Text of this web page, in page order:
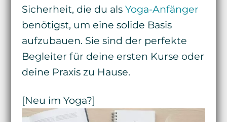
Sicherheit, die du als Yoga-Anfänger
benötigst, um eine solide Basis
aufzubauen. Sie sind der perfekte
Begleiter für deine ersten Kurse oder
deine Praxis zu Hause.
[Neu im Yoga?]